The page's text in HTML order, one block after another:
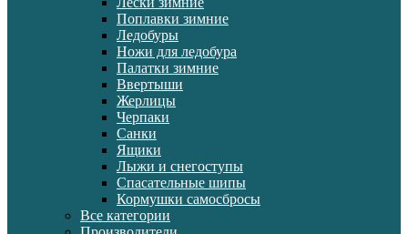
Поплавки зимние
Ледобуры
Ножи для ледобура
Палатки зимние
Ввертыши
Жерлицы
Черпаки
Санки
Ящики
Лыжи и снегоступы
Спасательные шипы
Кормушки самосбросы
Все категории